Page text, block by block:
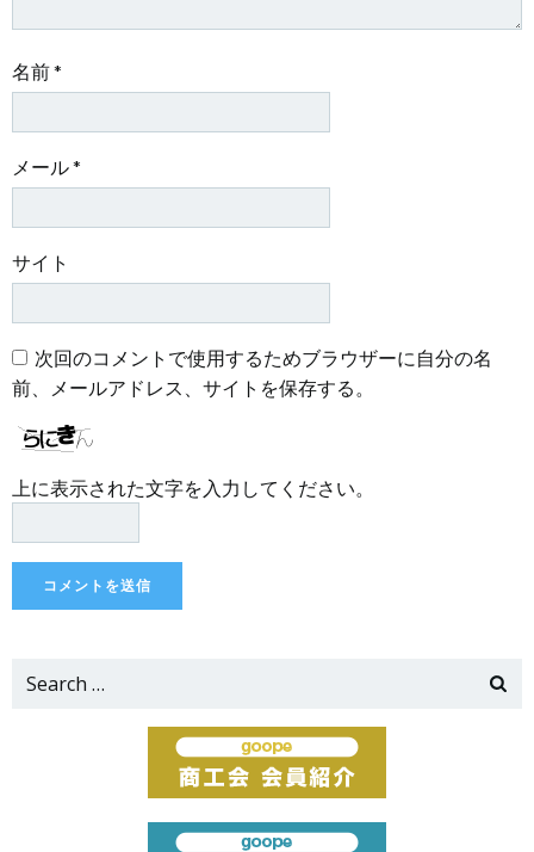
名前*
メール*
サイト
次回のコメントで使用するためブラウザーに自分の名
前、メールアドレス、サイトを保存する。
上に表示された文字を入力してください。
Search